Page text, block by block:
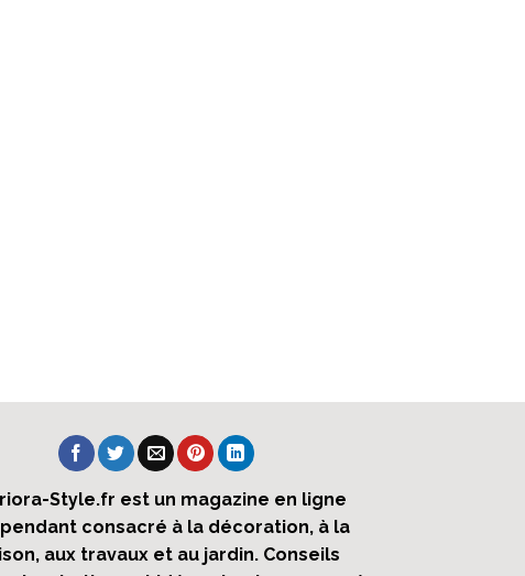
Style.fr est un magazine en ligne
consacré à la décoration, à la
aux travaux et au jardin. Conseils